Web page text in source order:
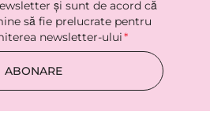
şi sunt de acord că
să fie prelucrate pentru
newsletter-ului
ABONARE